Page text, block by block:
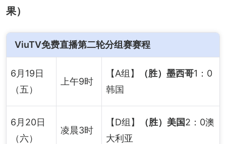
果）
ViuTV免费直播第二轮分组赛赛程
6月19日
（五）
上午9时
【A组】 （胜）墨西哥1：0
韩国
6月20日
（六）
凌晨3时
【D组】 （胜）美国2：0澳
大利亚